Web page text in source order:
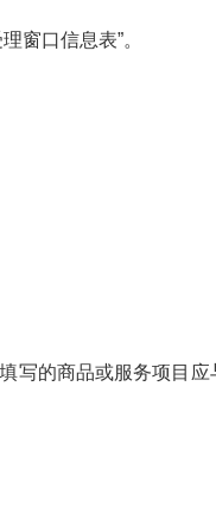
窗口信息表”。
写的商品或服务项目